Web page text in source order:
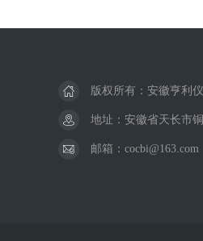
版权所有：安徽亨利
地址：安徽省天长市
邮箱：cocbi@163.com